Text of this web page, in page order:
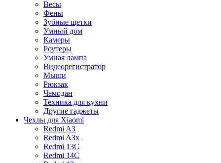
Весы
Фены
Зубные щетки
Умный дом
Камеры
Роутеры
Умная лампа
Видеорегистратор
Мыши
Рюкзак
Чемодан
Техника для кухни
Другие гаджеты
Чехлы для Xiaomi
Redmi A3
Redmi A3x
Redmi 13C
Redmi 14C